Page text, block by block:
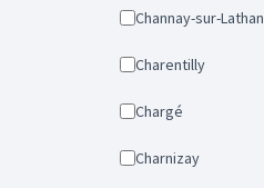
Channay-sur-Lathan
Charentilly
Chargé
Charnizay